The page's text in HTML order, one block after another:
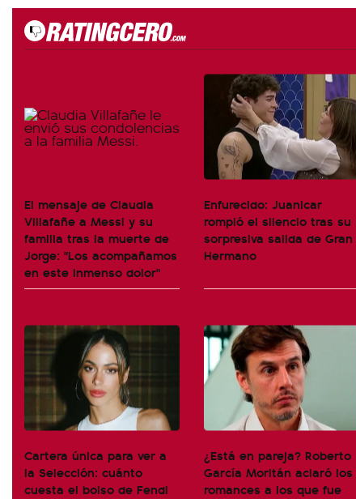
El mensaje de Claudia
Villafañe a Messi y su
familia tras la muerte de
Jorge: "Los acompañamos
en este inmenso dolor"
Enfurecido: Juanicar
rompió el silencio tras su
sorpresiva salida de Gran
Hermano
Cartera única para ver a
la Selección: cuánto
cuesta el bolso de Fendi
¿Está en pareja? Roberto
García Moritán aclaró los
romances a los que fue